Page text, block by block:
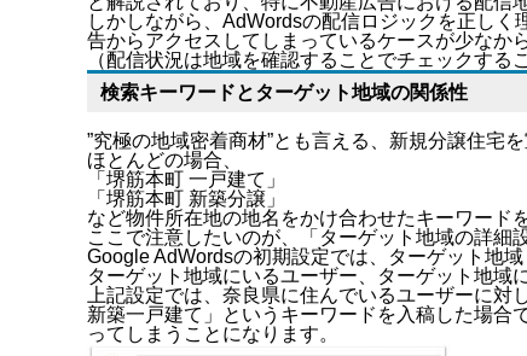
しかしながら、AdWordsの配信ロジックを正し
告からアクセスしてしまっているケースが少なか
（配信状況は地域を確認することでチェックする
検索キーワードとターゲット地域の関係性
”究極の地域密着商材”とも言える、新規分譲住宅
ほとんどの場合、
「堺筋本町 一戸建て」
「堺筋本町 新築分譲」
など物件所在地の地名をかけ合わせたキーワード
ここで注意したいのが、「ターゲット地域の詳細
Google AdWordsの初期設定では、ターゲット地
ターゲット地域にいるユーザー、ターゲット地
上記設定では、奈良県に住んでいるユーザーに
新築一戸建て」というキーワードを入稿した場合
ってしまうことになります。